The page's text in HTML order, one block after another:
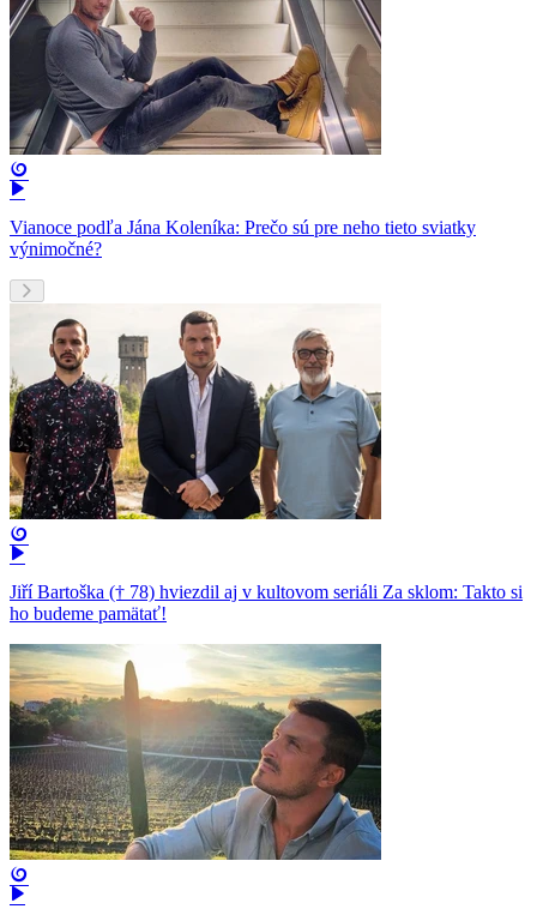
Vianoce podľa Jána Koleníka: Prečo sú pre neho tieto sviatky
výnimočné?
Jiří Bartoška († 78) hviezdil aj v kultovom seriáli Za sklom: Takto si
ho budeme pamätať!